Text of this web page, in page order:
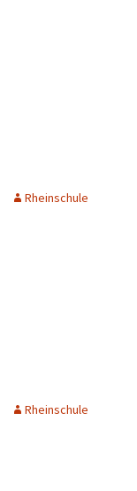
Rheinschule
Rheinschule